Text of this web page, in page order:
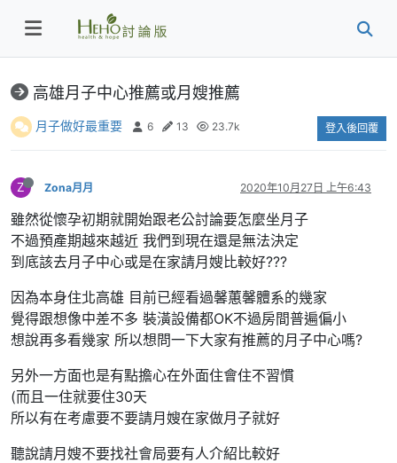
高雄月子中心推薦或月嫂推薦
月子做好最重要 6 13 23.7k 登入後回覆
Z Zona月月 2020年10月27日 上午6:43
雖然從懷孕初期就開始跟老公討論要怎麼坐月子
不過預產期越來越近 我們到現在還是無法決定
到底該去月子中心或是在家請月嫂比較好???
因為本身住北高雄 目前已經看過馨蕙馨體系的幾家
覺得跟想像中差不多 裝潢設備都OK不過房間普遍偏小
想說再多看幾家 所以想問一下大家有推薦的月子中心嗎?
另外一方面也是有點擔心在外面住會住不習慣
(而且一住就要住30天
所以有在考慮要不要請月嫂在家做月子就好
聽說請月嫂不要找社會局要有人介紹比較好